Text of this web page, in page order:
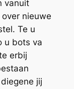
vanuit
nieuwe
Te u
u bots va
erbij
jij